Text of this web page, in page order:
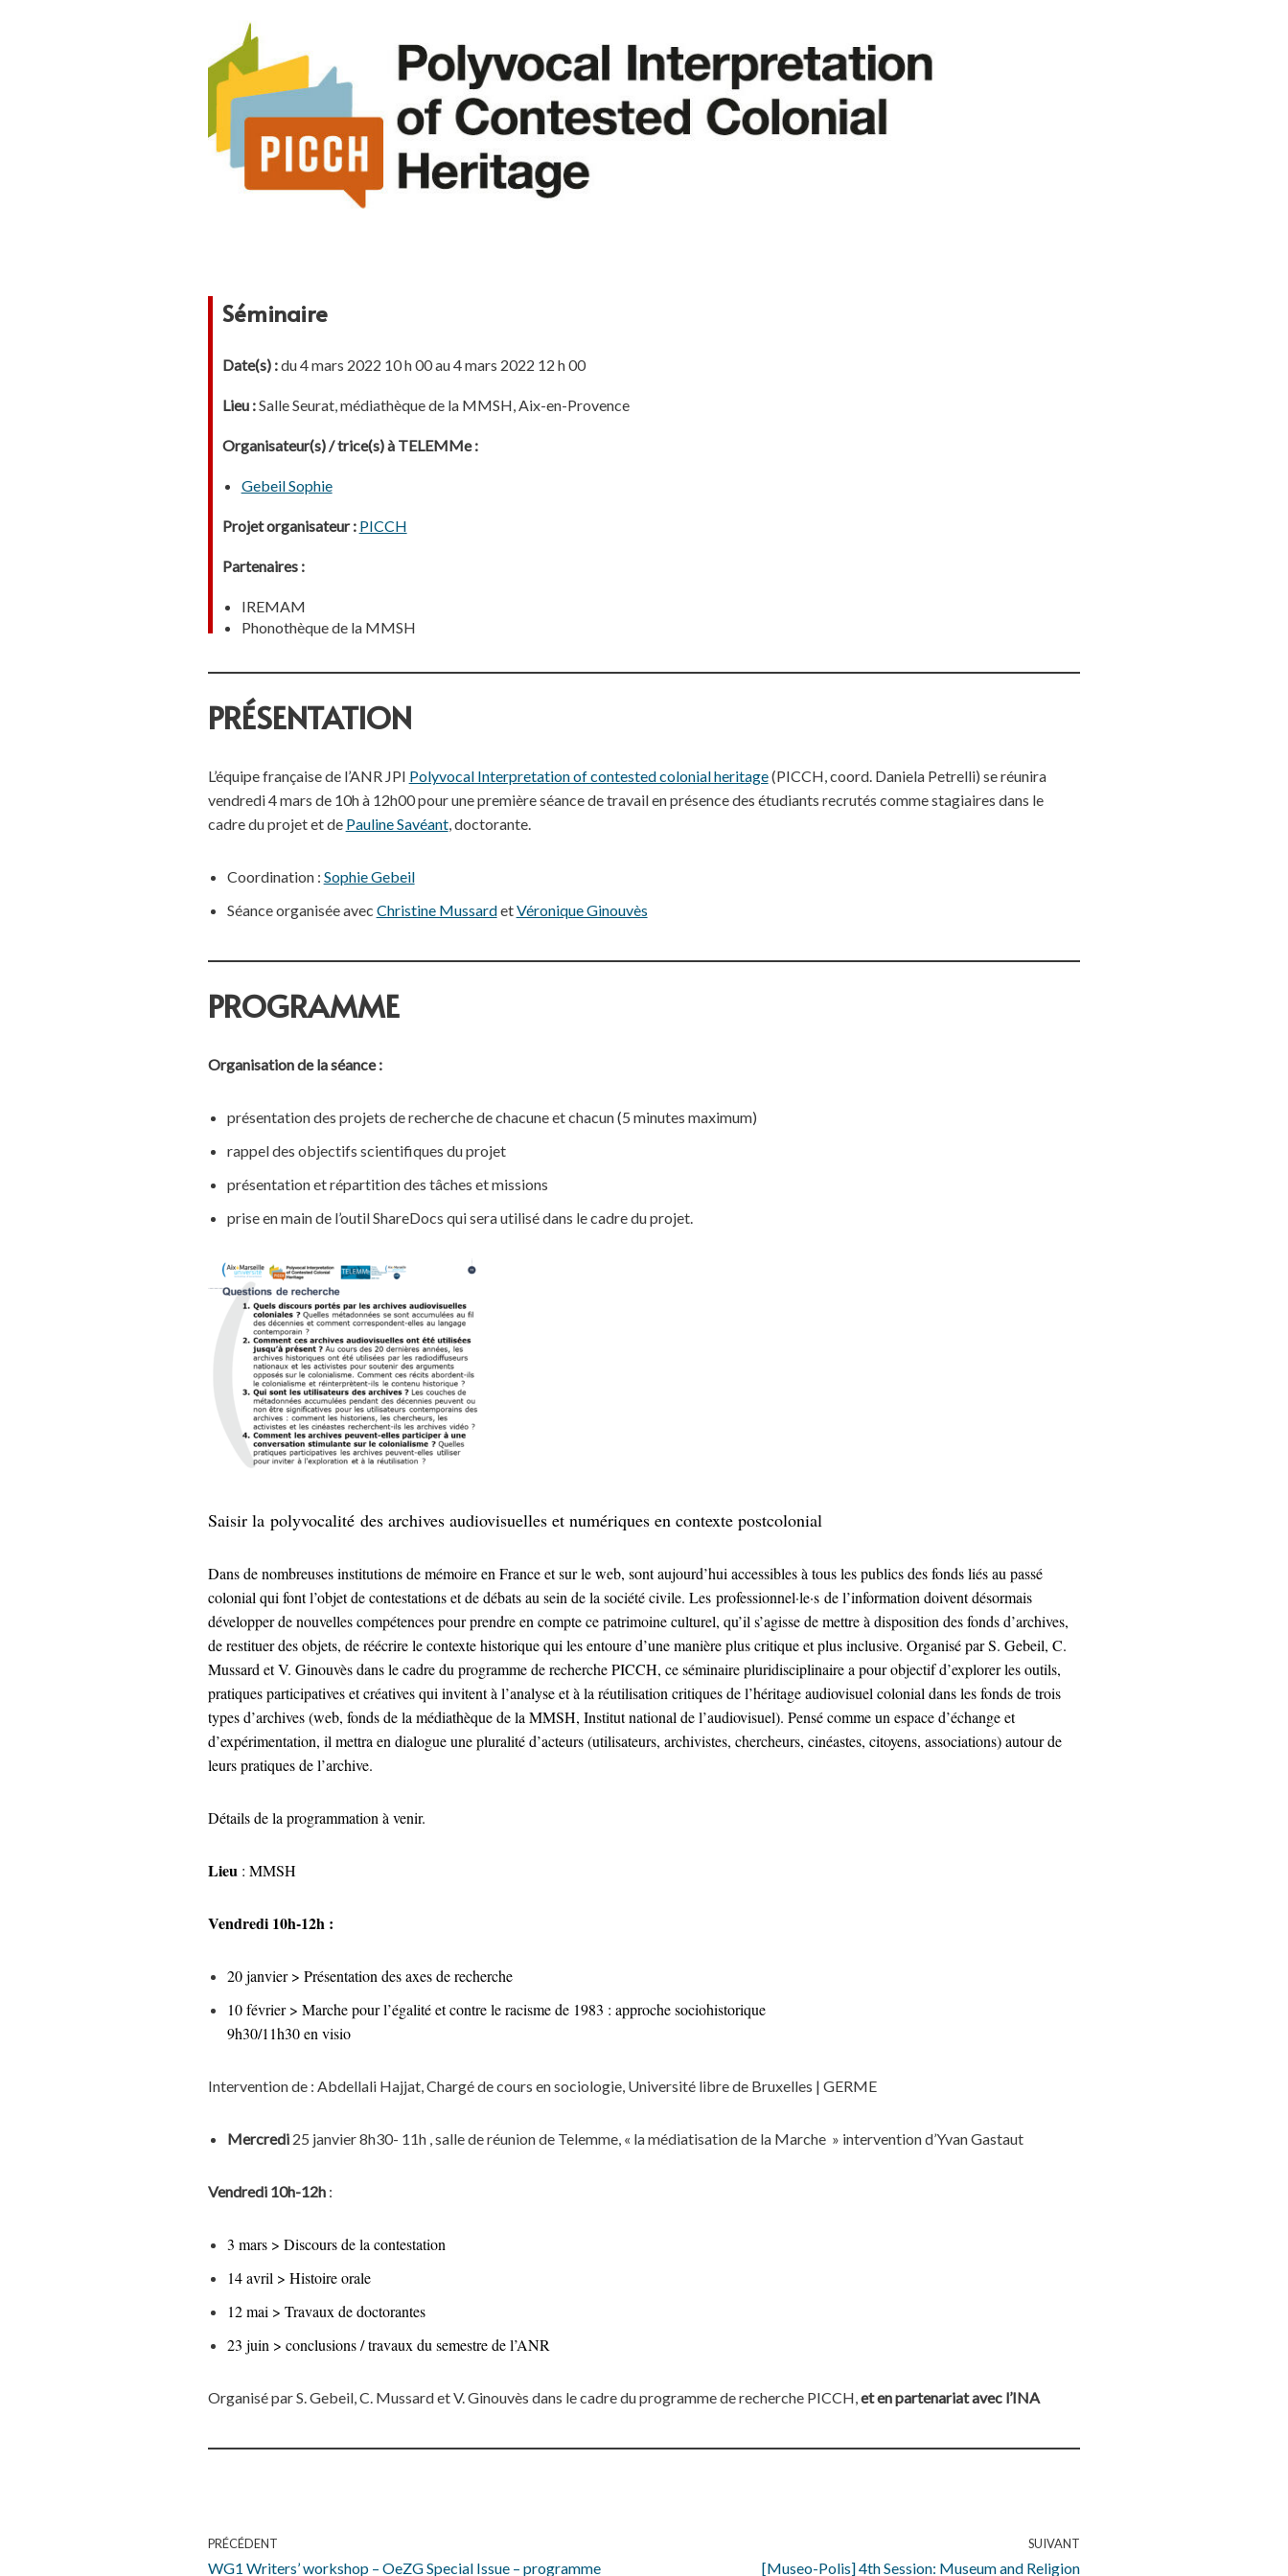
Séminaire
Date(s) :du 4 mars 2022 10 h 00 au 4 mars 2022 12 h 00
Lieu :Salle Seurat, médiathèque de la MMSH, Aix-en-Provence
Organisateur(s) / trice(s) à TELEMMe :
Gebeil Sophie
Projet organisateur : PICCH
Partenaires :
IREMAM
Phonothèque de la MMSH
PRÉSENTATION
L’équipe française de l’ANR JPI Polyvocal Interpretation of contested colonial heritage(PICCH, coord. Daniela Petrelli) se réunira
vendredi 4 mars de 10h à 12h00 pour une première séance de travail en présence des étudiants recrutés comme stagiaires dans le
cadre du projet et de Pauline Savéant, doctorante.
Coordination : Sophie Gebeil
Séance organisée avec Christine MussardetVéronique Ginouvès
PROGRAMME
Organisation de la séance :
présentation des projets de recherche de chacune et chacun (5 minutes maximum)
rappel des objectifs scientifiques du projet
présentation et répartition des tâches et missions
prise en main de l’outil ShareDocs qui sera utilisé dans le cadre du projet.
Saisir la polyvocalité des archives audiovisuelles et numériques en contexte postcolonial
Dans de nombreuses institutions de mémoire en France et sur le web, sont aujourd’hui accessibles à tous les publics des fonds liés au passé
colonial qui font l’objet de contestations et de débats au sein de la société civile. Les professionnel·le·s de l’information doivent désormais
développer de nouvelles compétences pour prendre en compte ce patrimoine culturel, qu’il s’agisse de mettre à disposition des fonds d’archives,
de restituer des objets, de réécrire le contexte historique qui les entoure d’une manière plus critique et plus inclusive. Organisé par S. Gebeil, C.
Mussard et V. Ginouvès dans le cadre du programme de recherche PICCH, ce séminaire pluridisciplinaire a pour objectif d’explorer les outils,
pratiques participatives et créatives qui invitent à l’analyse et à la réutilisation critiques de l’héritage audiovisuel colonial dans les fonds de trois
types d’archives (web, fonds de la médiathèque de la MMSH, Institut national de l’audiovisuel). Pensé comme un espace d’échange et
d’expérimentation, il mettra en dialogue une pluralité d’acteurs (utilisateurs, archivistes, chercheurs, cinéastes, citoyens, associations) autour de
leurs pratiques de l’archive.
Détails de la programmation à venir.
Lieu : MMSH
Vendredi 10h-12h :
20 janvier > Présentation des axes de recherche
10 février > Marche pour l’égalité et contre le racisme de 1983 : approche sociohistorique
9h30/11h30 en visio
Intervention de : Abdellali Hajjat, Chargé de cours en sociologie, Université libre de Bruxelles | GERME
Mercredi 25 janvier 8h30- 11h , salle de réunion de Telemme, « la médiatisation de la Marche » intervention d’Yvan Gastaut
Vendredi 10h-12h :
3 mars > Discours de la contestation
14 avril > Histoire orale
12 mai > Travaux de doctorantes
23 juin > conclusions / travaux du semestre de l’ANR
Organisé par S. Gebeil, C. Mussard et V. Ginouvès dans le cadre du programme de recherche PICCH,et en partenariat avec l’INA
PRÉCÉDENT
WG1 Writers’ workshop – OeZG Special Issue – programme
SUIVANT
[Museo-Polis] 4th Session: Museum and Religion